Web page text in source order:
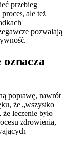
przebieg
ale też
pozwalają
poprawę, nawrót
że „wszystko
leczenie było
zdrowienia,